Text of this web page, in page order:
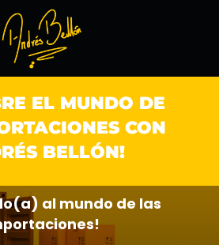
EL MUNDO DE
CON
BELLÓN!
al mundo de las